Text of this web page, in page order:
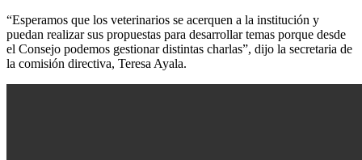
“Esperamos que los veterinarios se acerquen a la institución y
puedan realizar sus propuestas para desarrollar temas porque desde
el Consejo podemos gestionar distintas charlas”, dijo la secretaria de
la comisión directiva, Teresa Ayala.